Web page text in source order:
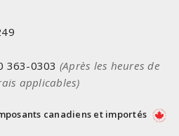
363-0303 (Après les heures de
applicables)
canadiens et importés